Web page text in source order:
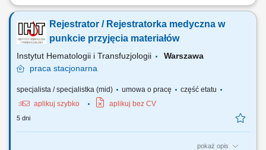
bezpośredni i telefoniczny kontakt z pacjentem; prace administracyjne
rejestracja usług medycznych (internetowa, telefoniczna,
bezpośrednia); obsługa systemów informatycznych - wprowadzanie
Rejestrator / Rejestratorka medyczna w
punkcie przyjęcia materiałów
Instytut Hematologii i Transfuzjologii
Warszawa
praca stacjonarna
specjalista / specjalistka (mid) umowa o pracę
część etatu
aplikuj szybko
aplikuj bez CV
5 dni
pokaż opis